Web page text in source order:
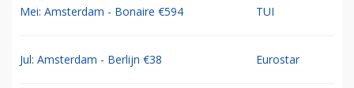
Mei: Amsterdam - Bonaire €594 TUI
Jul: Amsterdam - Berlijn €38 Eurostar